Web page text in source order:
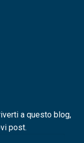
a questo blog,
post.